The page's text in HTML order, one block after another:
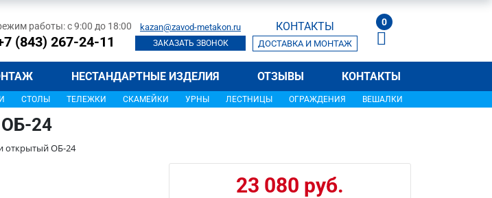
работы: с 9:00 до 18:00
(843) 267-24-11
kazan@zavod-metakon.ru
ЗАКАЗАТЬ ЗВОНОК
КОНТАКТЫ
ДОСТАВКА И МОНТАЖ
0
НЕСТАНДАРТНЫЕ ИЗДЕЛИЯ ОТЗЫВЫ КОНТАКТЫ
СТОЛЫ ТЕЛЕЖКИ СКАМЕЙКИ УРНЫ ЛЕСТНИЦЫ ОГРАЖДЕНИЯ ВЕШАЛКИ
24
открытый ОБ-24
23 080 руб.